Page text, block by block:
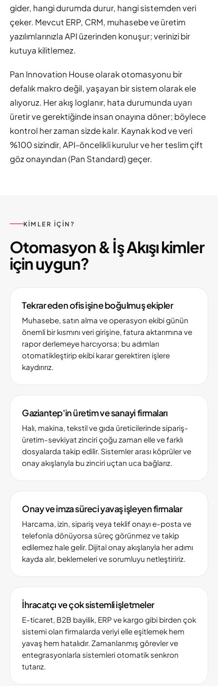
gider, hangi durumda durur, hangi sistemden veri
çeker. Mevcut ERP, CRM, muhasebe ve üretim
yazılımlarınızla API üzerinden konuşur; verinizi bir
kutuya kilitlemez.
Pan Innovation House olarak otomasyonu bir
defalık makro değil, yaşayan bir sistem olarak ele
alıyoruz. Her akış loglanır, hata durumunda uyarı
üretir ve gerektiğinde insan onayına döner; böylece
kontrol her zaman sizde kalır. Kaynak kod ve veri
%100 sizindir, API-öncelikli kurulur ve her teslim çift
göz onayından (Pan Standard) geçer.
KIMLER IÇIN?
Otomasyon & İş Akışı kimler
için uygun?
Tekrar eden ofis işine boğulmuş ekipler
Muhasebe, satın alma ve operasyon ekibi günün
önemli bir kısmını veri girişine, fatura aktarımına ve
rapor derlemeye harcıyorsa; bu adımları
otomatikleştirip ekibi karar gerektiren işlere
kaydırırız.
Gaziantep'in üretim ve sanayi firmaları
Halı, makina, tekstil ve gıda üreticilerinde sipariş-
üretim-sevkiyat zinciri çoğu zaman elle ve farklı
dosyalarda takip edilir. Sistemler arası köprüler ve
onay akışlarıyla bu zinciri uçtan uca bağlarız.
Onay ve imza süreci yavaş işleyen firmalar
Harcama, izin, sipariş veya teklif onayı e-posta ve
telefonla dönüyorsa süreç görünmez ve takip
edilemez hale gelir. Dijital onay akışlarıyla her adımı
kayda alır, beklemeleri ve sorumluyu netleştiririz.
İhracatçı ve çok sistemli işletmeler
E-ticaret, B2B bayilik, ERP ve kargo gibi birden çok
sistemi olan firmalarda veriyi elle eşitlemek hem
yavaş hem hatalıdır. Zamanlanmış görevler ve
entegrasyonlarla sistemleri otomatik senkron
tutarız.